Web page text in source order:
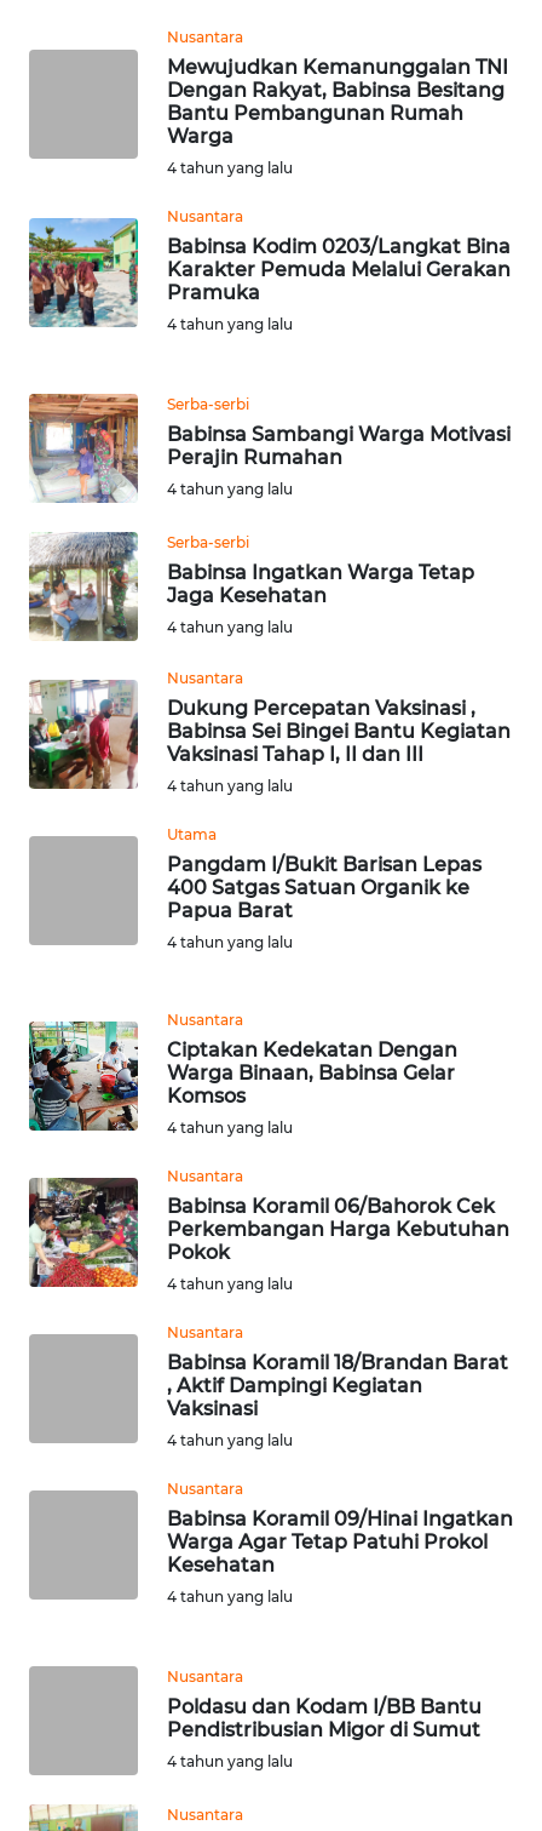
Nusantara
Mewujudkan Kemanunggalan TNI
Dengan Rakyat, Babinsa Besitang
Bantu Pembangunan Rumah
Warga
4 tahun yang lalu
Nusantara
Babinsa Kodim 0203/Langkat Bina
Karakter Pemuda Melalui Gerakan
Pramuka
4 tahun yang lalu
Serba-serbi
Babinsa Sambangi Warga Motivasi
Perajin Rumahan
4 tahun yang lalu
Serba-serbi
Babinsa Ingatkan Warga Tetap
Jaga Kesehatan
4 tahun yang lalu
Nusantara
Dukung Percepatan Vaksinasi ,
Babinsa Sei Bingei Bantu Kegiatan
Vaksinasi Tahap I, II dan III
4 tahun yang lalu
Utama
Pangdam I/Bukit Barisan Lepas
400 Satgas Satuan Organik ke
Papua Barat
4 tahun yang lalu
Nusantara
Ciptakan Kedekatan Dengan
Warga Binaan, Babinsa Gelar
Komsos
4 tahun yang lalu
Nusantara
Babinsa Koramil 06/Bahorok Cek
Perkembangan Harga Kebutuhan
Pokok
4 tahun yang lalu
Nusantara
Babinsa Koramil 18/Brandan Barat
, Aktif Dampingi Kegiatan
Vaksinasi
4 tahun yang lalu
Nusantara
Babinsa Koramil 09/Hinai Ingatkan
Warga Agar Tetap Patuhi Prokol
Kesehatan
4 tahun yang lalu
Nusantara
Poldasu dan Kodam I/BB Bantu
Pendistribusian Migor di Sumut
4 tahun yang lalu
Nusantara
WN
WN
BANTEN
WN
WN
KEPRI
PAPUA
WN
PAPUA
WN
RIAU
SERAMBI
WN
NTB
SULTENG
WN
SULBAR
JATENG